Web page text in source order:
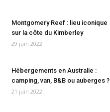
Montgomery Reef : lieu iconique
sur la côte du Kimberley
29 juin 2022
Hébergements en Australie :
camping, van, B&B ou auberges ?
21 juin 2022